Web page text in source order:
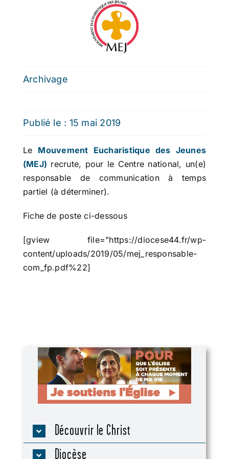
Archivage
Publié le : 15 mai 2019
Le Mouvement Eucharistique des Jeunes
(MEJ) recrute, pour le Centre national, un(e)
responsable de communication à temps
partiel (à déterminer).
Fiche de poste ci-dessous
[gview file="https://diocese44.fr/wp-
content/uploads/2019/05/mej_responsable-
com_fp.pdf%22]
Découvrir le Christ
Diocèse